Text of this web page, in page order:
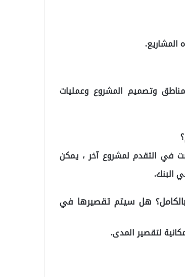
وتصميم المشروع وعمليات
سكني ، إذا رغبت في التقدم لمشروع آخر ، يمكن
البنك.
بالكامل؟ هل سيتم تقصيرها في
لتقصير المدى.